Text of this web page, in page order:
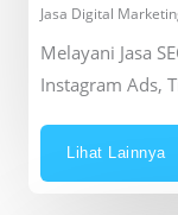
Jasa Digital
Melayani Jasa
Instagram Ads,
Lihat Lainnya